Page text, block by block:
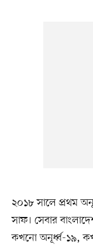
২০১৮ সালে প্রথম
সাফ। সেবার
কখনো অনূর্ধ্ব-১৯,